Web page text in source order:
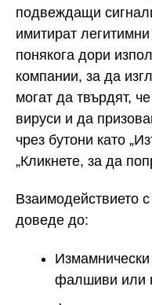
подвеждащи
имитират
понякога дори
компании, за да
могат да твърдят,
вируси и да
чрез бутони като
„Кликнете, за да
Взаимодействието
доведе до:
фалшиви или